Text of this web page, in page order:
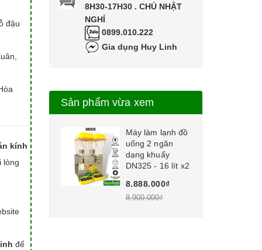
đậu
kính
lòng
để
8H30-17H30 . CHỦ NHẬT
NGHỈ
0899.010.222
Gia dụng Huy Linh
Sản phẩm vừa xem
Máy làm lạnh đồ
uống 2 ngăn
dạng khuấy
DN325 - 16 lít x2
8.888.000₫
8.900.000₫